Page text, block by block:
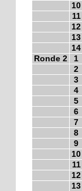
10
11
12
13
14
Ronde 2
1
2
3
4
5
6
7
8
9
10
11
12
13